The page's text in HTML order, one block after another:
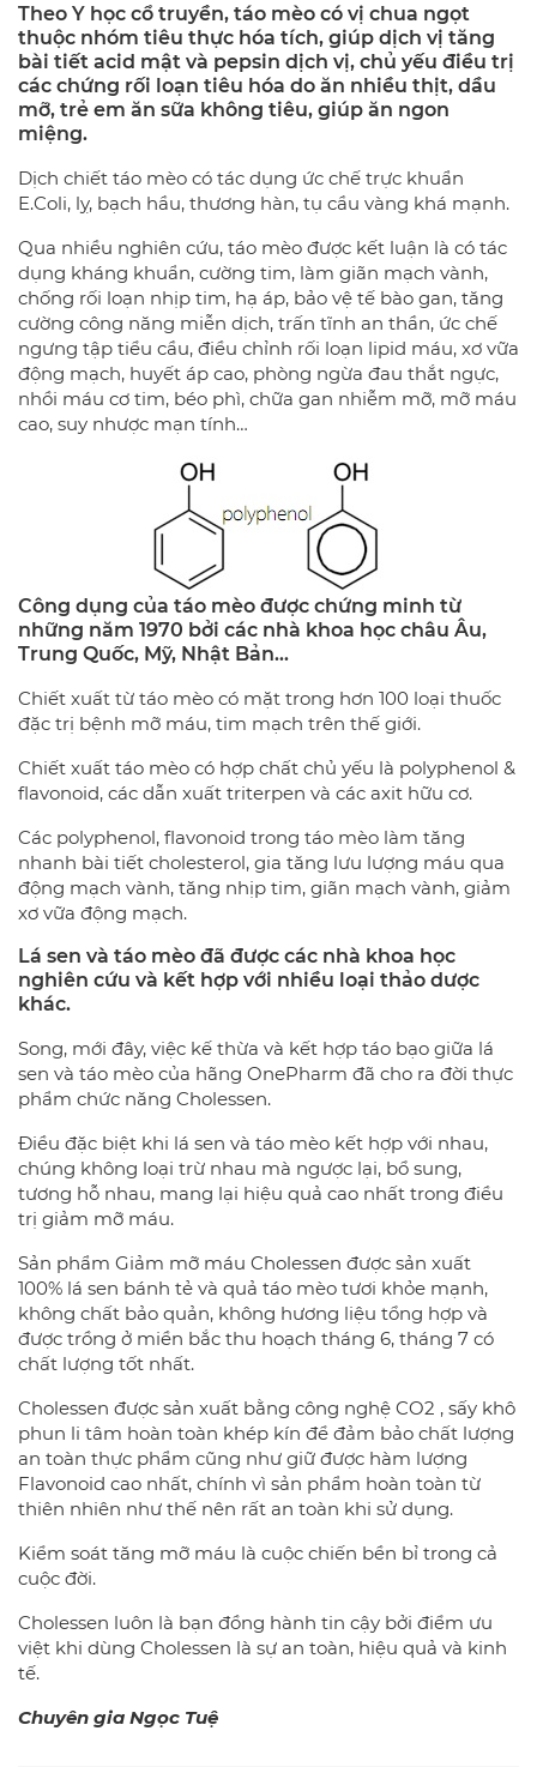
Theo Y học cổ truyền, táo mèo có vị chua ngọt
thuộc nhóm tiêu thực hóa tích, giúp dịch vị tăng
bài tiết acid mật và pepsin dịch vị, chủ yếu điều trị
các chứng rối loạn tiêu hóa do ăn nhiều thịt, dầu
mỡ, trẻ em ăn sữa không tiêu, giúp ăn ngon
miệng.
Dịch chiết táo mèo có tác dụng ức chế trực khuẩn
E.Coli, lỵ, bạch hầu, thương hàn, tụ cầu vàng khá mạnh.
Qua nhiều nghiên cứu, táo mèo được kết luận là có tác
dụng kháng khuẩn, cường tim, làm giãn mạch vành,
chống rối loạn nhịp tim, hạ áp, bảo vệ tế bào gan, tăng
cường công năng miễn dịch, trấn tĩnh an thần, ức chế
ngưng tập tiểu cầu, điều chỉnh rối loạn lipid máu, xơ vữa
động mạch, huyết áp cao, phòng ngừa đau thắt ngực,
nhồi máu cơ tim, béo phì, chữa gan nhiễm mỡ, mỡ máu
cao, suy nhược mạn tính…
Công dụng của táo mèo được chứng minh từ
những năm 1970 bởi các nhà khoa học châu Âu,
Trung Quốc, Mỹ, Nhật Bản…
Chiết xuất từ táo mèo có mặt trong hơn 100 loại thuốc
đặc trị bệnh mỡ máu, tim mạch trên thế giới.
Chiết xuất táo mèo có hợp chất chủ yếu là polyphenol &
flavonoid, các dẫn xuất triterpen và các axit hữu cơ.
Các polyphenol, flavonoid trong táo mèo làm tăng
nhanh bài tiết cholesterol, gia tăng lưu lượng máu qua
động mạch vành, tăng nhịp tim, giãn mạch vành, giảm
xơ vữa động mạch.
Lá sen và táo mèo đã được các nhà khoa học
nghiên cứu và kết hợp với nhiều loại thảo dược
khác.
Song, mới đây, việc kế thừa và kết hợp táo bạo giữa lá
sen và táo mèo của hãng OnePharm đã cho ra đời thực
phẩm chức năng Cholessen.
Điều đặc biệt khi lá sen và táo mèo kết hợp với nhau,
chúng không loại trừ nhau mà ngược lại, bổ sung,
tương hỗ nhau, mang lại hiệu quả cao nhất trong điều
trị giảm mỡ máu.
Sản phẩm Giảm mỡ máu Cholessen được sản xuất
100% lá sen bánh tẻ và quả táo mèo tươi khỏe mạnh,
không chất bảo quản, không hương liệu tổng hợp và
được trồng ở miền bắc thu hoạch tháng 6, tháng 7 có
chất lượng tốt nhất.
Cholessen được sản xuất bằng công nghệ CO2 , sấy khô
phun li tâm hoàn toàn khép kín để đảm bảo chất lượng
an toàn thực phẩm cũng như giữ được hàm lượng
Flavonoid cao nhất, chính vì sản phẩm hoàn toàn từ
thiên nhiên như thế nên rất an toàn khi sử dụng.
Kiểm soát tăng mỡ máu là cuộc chiến bền bỉ trong cả
cuộc đời.
Cholessen luôn là bạn đồng hành tin cậy bởi điểm ưu
việt khi dùng Cholessen là sự an toàn, hiệu quả và kinh
tế.
Chuyên gia Ngọc Tuệ